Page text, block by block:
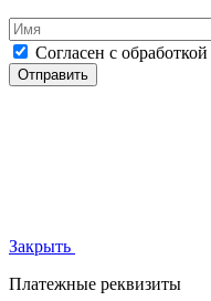
Согласен с обработкой
Отправить
Закрыть
Платежные реквизиты